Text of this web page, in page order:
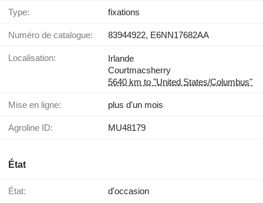
Type: fixations
Numéro de catalogue: 83944922, E6NN17682AA
Localisation:
Irlande
Courtmacsherry
5640 km to "United States/Columbus"
Mise en ligne: plus d'un mois
Agroline ID: MU48179
État
État: d'occasion